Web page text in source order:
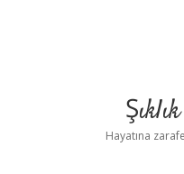
Hayatına